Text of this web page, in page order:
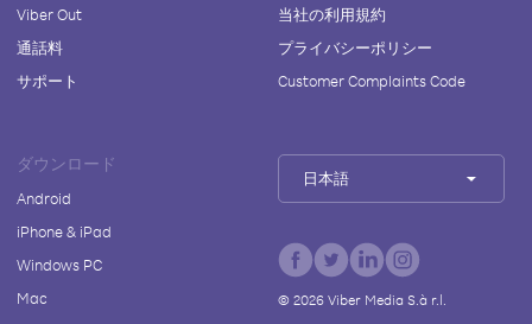
Viber Out
通話料
サポート
当社の利用規約
プライバシーポリシー
Customer Complaints Code
ダウンロード
Android
iPhone & iPad
Windows PC
Mac
日本語
© 2026Viber Media S.à r.l.